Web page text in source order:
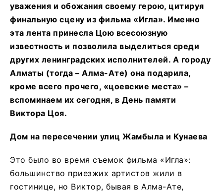
уважения и обожания своему герою, цитируя
финальную сцену из фильма «Игла». Именно
эта лента принесла Цою всесоюзную
известность и позволила выделиться среди
других ленинградских исполнителей. А городу
Алматы (тогда – Алма-Ате) она подарила,
кроме всего прочего, «цоевские места» –
вспоминаем их сегодня, в День памяти
Виктора Цоя.
Дом на пересечении улиц Жамбыла и Кунаева
Это было во время съемок фильма «Игла»:
большинство приезжих артистов жили в
гостинице, но Виктор, бывая в Алма-Ате,